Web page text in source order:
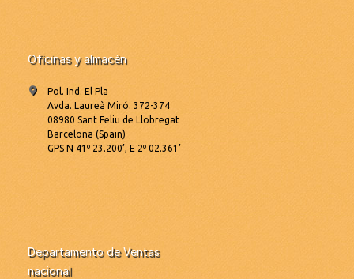
Oficinas y almacén
Pol. Ind. El Pla
Avda. Laureà Miró. 372-374
08980 Sant Feliu de Llobregat
Barcelona (Spain)
GPS N 41º 23.200’, E 2º 02.361’
Departamento de Ventas
nacional